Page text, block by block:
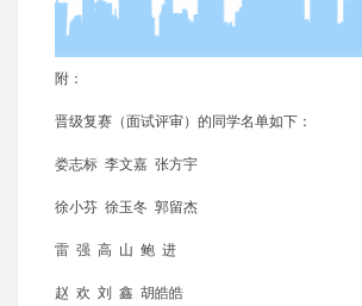
附：
晋级复赛（面试评审）的同学名单如下：
娄志标 李文嘉 张方宇
徐小芬 徐玉冬 郭留杰
雷 强 高 山 鲍 进
赵 欢 刘 鑫 胡皓皓